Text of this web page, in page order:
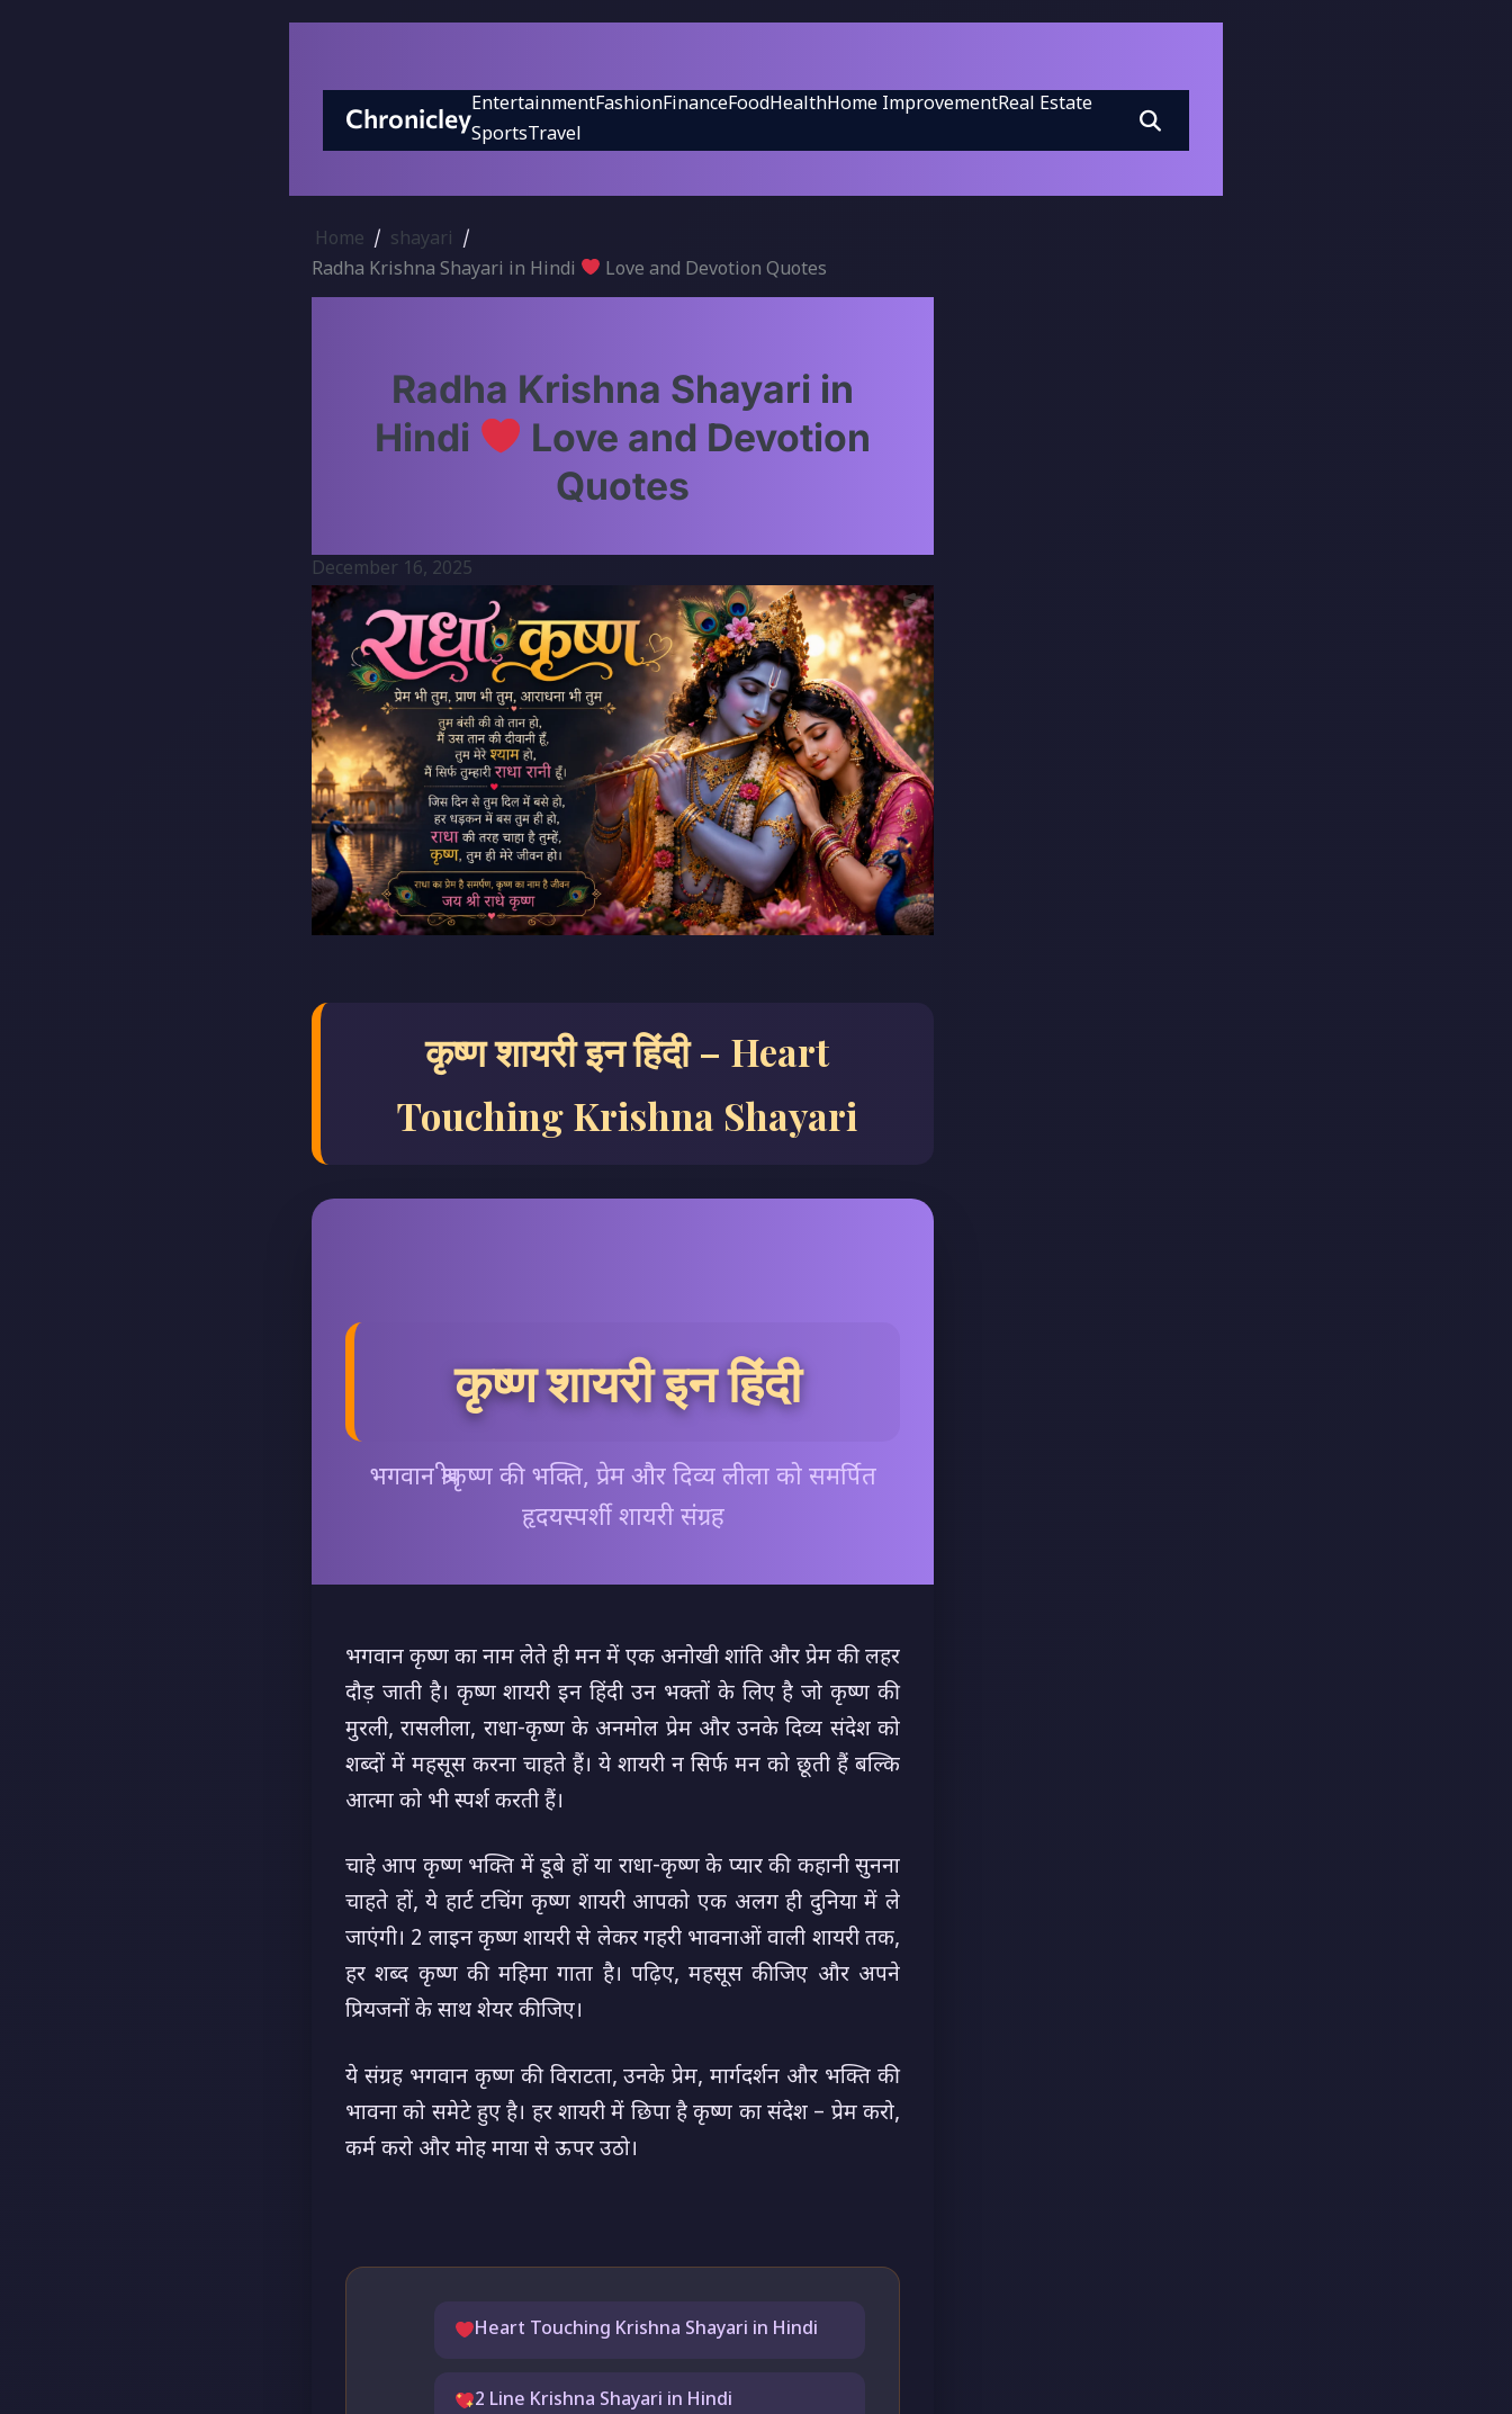
content
ChronicleyEntertainmentFashionFinanceFoodHealthHome ImprovementReal Estate
SportsTravel
Home
shayari
Radha Krishna Shayari in Hindi
Love and Devotion Quotes
Radha Krishna Shayari in
Hindi
Love and Devotion
Quotes
December 16, 2025
कृष्ण शायरी इन हिंदी – Heart
Touching Krishna Shayari
कृष्ण शायरी इन हिंदी
भगवान श्रीकृष्ण की भक्ति, प्रेम और दिव्य लीला को समर्पित
हृदयस्पर्शी शायरी संग्रह
भगवान कृष्ण का नाम लेते ही मन में एक अनोखी शांति और प्रेम की लहर
दौड़ जाती है। कृष्ण शायरी इन हिंदी उन भक्तों के लिए है जो कृष्ण की
मुरली, रासलीला, राधा-कृष्ण के अनमोल प्रेम और उनके दिव्य संदेश को
शब्दों में महसूस करना चाहते हैं। ये शायरी न सिर्फ मन को छूती हैं बल्कि
आत्मा को भी स्पर्श करती हैं।
चाहे आप कृष्ण भक्ति में डूबे हों या राधा-कृष्ण के प्यार की कहानी सुनना
चाहते हों, ये हार्ट टचिंग कृष्ण शायरी आपको एक अलग ही दुनिया में ले
जाएंगी। 2 लाइन कृष्ण शायरी से लेकर गहरी भावनाओं वाली शायरी तक,
हर शब्द कृष्ण की महिमा गाता है। पढ़िए, महसूस कीजिए और अपने
प्रियजनों के साथ शेयर कीजिए।
ये संग्रह भगवान कृष्ण की विराटता, उनके प्रेम, मार्गदर्शन और भक्ति की
भावना को समेटे हुए है। हर शायरी में छिपा है कृष्ण का संदेश – प्रेम करो,
कर्म करो और मोह माया से ऊपर उठो।
Heart Touching Krishna Shayari in Hindi
2 Line Krishna Shayari in Hindi